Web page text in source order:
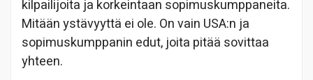
kilpailijoita ja korkeintaan sopimuskumppaneita.
Mitään ystävyyttä ei ole. On vain USA:n ja
sopimuskumppanin edut, joita pitää sovittaa
yhteen.